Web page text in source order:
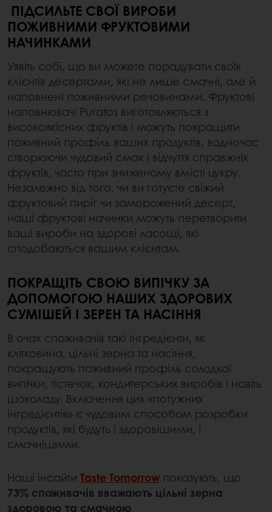
ПІДСИЛЬТЕ СВОЇ ВИРОБИ
ПОЖИВНИМИ ФРУКТОВИМИ
НАЧИНКАМИ
Уявіть собі, що ви можете порадувати своїх
клієнтів десертами, які не лише смачні, але й
наповнені поживними речовинами. Фруктові
наповнювачі Puratos виготовляються з
високоякісних фруктів і можуть покращити
поживний профіль ваших продуктів, водночас
створюючи чудовий смак і відчуття справжніх
фруктів, часто при зниженому вмісті цукру.
Незалежно від того, чи ви готуєте свіжий
фруктовий пиріг чи заморожений десерт,
наші фруктові начинки можуть перетворити
ваші вироби на здорові ласощі, які
сподобаються вашим клієнтам.
ПОКРАЩІТЬ СВОЮ ВИПІЧКУ ЗА
ДОПОМОГОЮ НАШИХ ЗДОРОВИХ
СУМІШЕЙ І ЗЕРЕН ТА НАСІННЯ
В очах споживачів такі інгредієнти, як
клітковина, цільні зерна та насіння,
покращують поживний профіль солодкої
випічки, тістечок, кондитерських виробів і навіть
шоколаду. Включення цих «потужних
інгредієнтів» є чудовим способом розробки
продуктів, які будуть і здоровішими, і
смачнішими.
Наші інсайти Taste Tomorrow показують, що
73% споживачів вважають цільні зерна
здоровою та смачною